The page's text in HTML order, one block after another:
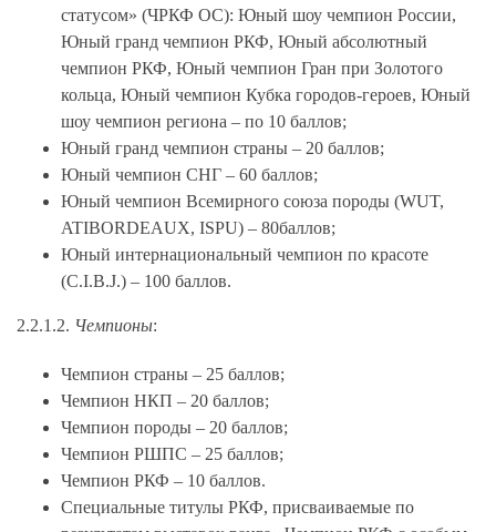
статусом» (ЧРКФ ОС): Юный шоу чемпион России,
Юный гранд чемпион РКФ, Юный абсолютный
чемпион РКФ, Юный чемпион Гран при Золотого
кольца, Юный чемпион Кубка городов-героев, Юный
шоу чемпион региона – по 10 баллов;
Юный гранд чемпион страны – 20 баллов;
Юный чемпион СНГ – 60 баллов;
Юный чемпион Всемирного союза породы (WUT,
ATIBORDEAUX, ISPU) – 80баллов;
Юный интернациональный чемпион по красоте
(C.I.B.J.) – 100 баллов.
2.2.1.2. Чемпионы:
Чемпион страны – 25 баллов;
Чемпион НКП – 20 баллов;
Чемпион породы – 20 баллов;
Чемпион РШПС – 25 баллов;
Чемпион РКФ – 10 баллов.
Специальные титулы РКФ, присваиваемые по